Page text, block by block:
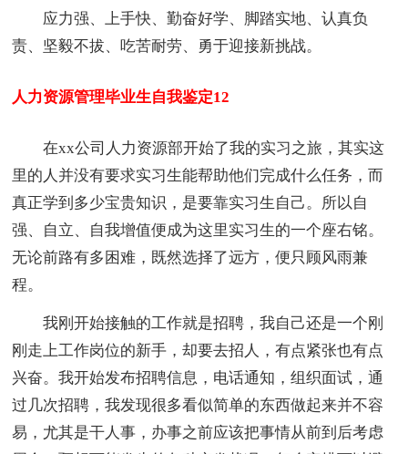
应力强、上手快、勤奋好学、脚踏实地、认真负
责、坚毅不拔、吃苦耐劳、勇于迎接新挑战。
人力资源管理毕业生自我鉴定12
在xx公司人力资源部开始了我的实习之旅，其实这
里的人并没有要求实习生能帮助他们完成什么任务，而
真正学到多少宝贵知识，是要靠实习生自己。所以自
强、自立、自我增值便成为这里实习生的一个座右铭。
无论前路有多困难，既然选择了远方，便只顾风雨兼
程。
我刚开始接触的工作就是招聘，我自己还是一个刚
刚走上工作岗位的新手，却要去招人，有点紧张也有点
兴奋。我开始发布招聘信息，电话通知，组织面试，通
过几次招聘，我发现很多看似简单的东西做起来并不容
易，尤其是干人事，办事之前应该把事情从前到后考虑